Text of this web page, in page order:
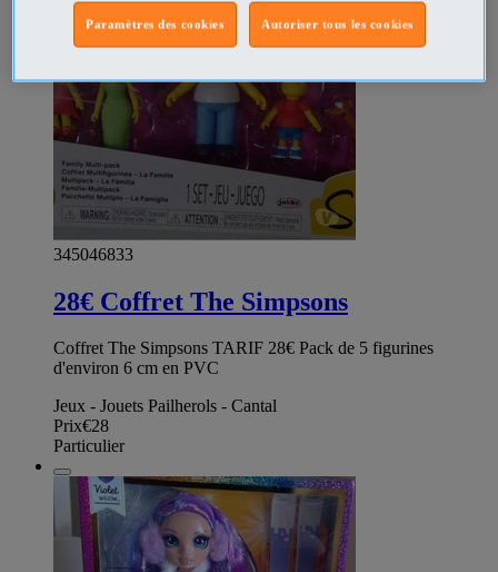
345046833
28€ Coffret The Simpsons
Coffret The Simpsons TARIF 28€ Pack de 5 figurines
d'environ 6 cm en PVC
Jeux - Jouets Pailherols - Cantal
Prix€28
Particulier
Autoriser tous les cookies
Paramètres des cookies